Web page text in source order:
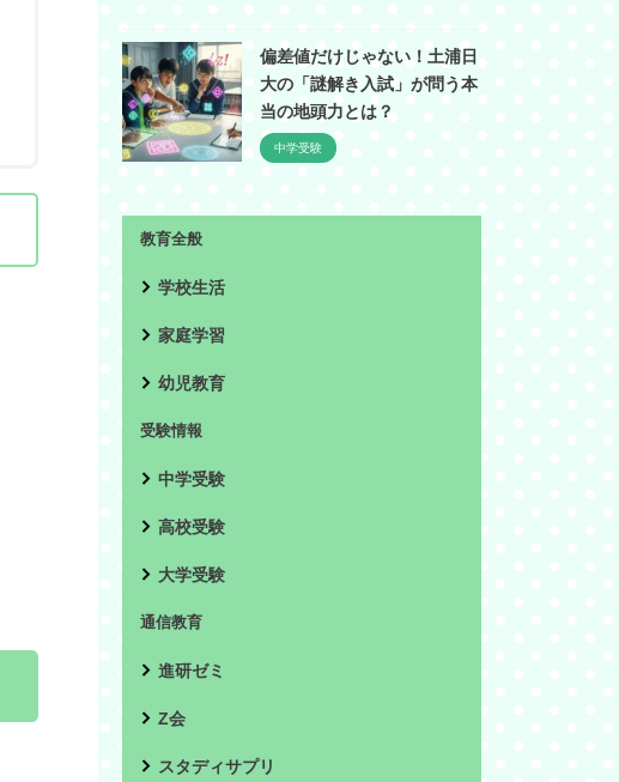
偏差値だけじゃない！土浦日
大の「謎解き入試」が問う本
当の地頭力とは？
中学受験
教育全般
学校生活
家庭学習
幼児教育
受験情報
中学受験
高校受験
大学受験
通信教育
進研ゼミ
Z会
スタディサプリ